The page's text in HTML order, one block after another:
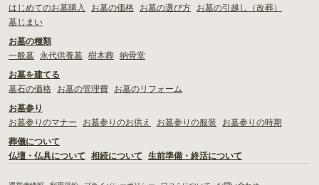
はじめてのお墓購入
お墓の価格 お墓の選び方
お墓の引越し（改葬）
墓じまい
お墓の種類
一般墓
永代供養墓 樹木葬 納骨堂
お墓を建てる
墓石の価格
お墓の管理費
お墓のリフォーム
お墓参り
お墓参りのマナー
お墓参りのお供え お墓参りの服装
お墓参りの時期
葬儀について
仏壇・仏具について
相続について 生前準備・終活について